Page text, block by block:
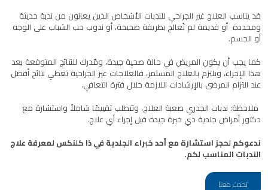
قد يناسب العلاج غير الجراحي للندبات الأشخاص الذين يعانون من ندبة حديثة
ومحددة أو قديمة لم تُعالج بطريقة صحيحة، أو ندوب حب الشباب على الوجه
أو الجسم.
كما يجب أن يكون المريض في حالة صحية جيدة، ومٌدرك للنتائج المتوقعة بعد
هذا الإجراء، ويلتزم بالعلاج المستمر، فالعلاجات غير الجراحية تعطي نتائج أفضل
عند التزام المرضى بالإرشادات اللازمة خلال فترة التعافي.
ملاحظة: ندبات الجدري صعبة العلاج، وتتطلب تقييمًا شاملاً واستشارة مع
دكتور أمراض جلدية ذي خبرة جيدة قبل إجراء أي علاج.
ندعوكم لحجز استشارة مع أحد خبراء الجلدية في ذا كلنكس لمعرفة علاج
الندبات المناسب لكم.
تحدث معنا